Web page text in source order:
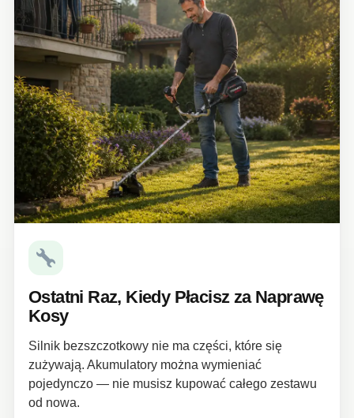
Ostatni Raz, Kiedy Płacisz za Naprawę
Kosy
Silnik bezszczotkowy nie ma części, które się
zużywają. Akumulatory można wymieniać
pojedynczo — nie musisz kupować całego zestawu
od nowa.